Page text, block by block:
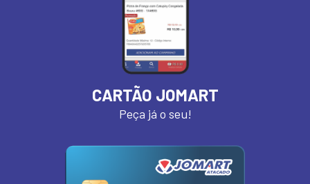
CARTÃO JOMART
Peça já o seu!